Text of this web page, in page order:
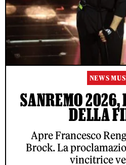
NEWS
SANREMO 2026,
DELLA
Apre Francesco
Brock. La
vincitrice